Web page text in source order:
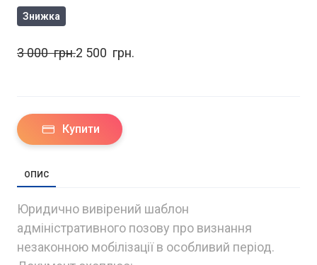
Знижка
3 000  грн.2 500  грн.
Купити
ОПИС
Юридично вивірений шаблон
адміністративного позову про визнання
незаконною мобілізації в особливий період.